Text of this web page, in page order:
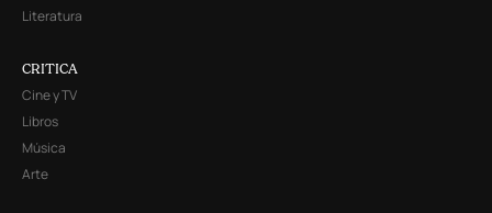
Literatura
CRITICA
Cine y TV
Libros
Música
Arte